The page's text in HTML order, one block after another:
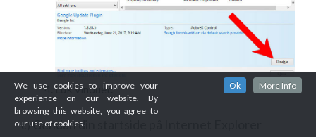
Luk vinduet.
c)Gendan din startside på Internet Explorer
We use cookies to improve your
experience on our website. By
browsing this website, you agree to
our use of cookies.
Ok More Info